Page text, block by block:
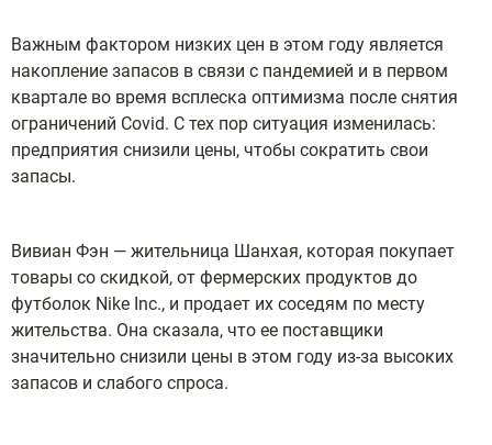
Важным фактором низких цен в этом году является
накопление запасов в связи с пандемией и в первом
квартале во время всплеска оптимизма после снятия
ограничений Covid. С тех пор ситуация изменилась:
предприятия снизили цены, чтобы сократить свои
запасы.
Вивиан Фэн — жительница Шанхая, которая покупает
товары со скидкой, от фермерских продуктов до
футболок Nike Inc., и продает их соседям по месту
жительства. Она сказала, что ее поставщики
значительно снизили цены в этом году из-за высоких
запасов и слабого спроса.